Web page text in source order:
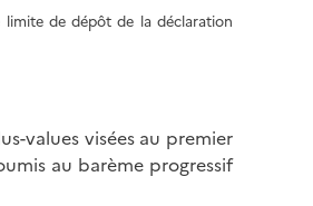
de dépôt de la déclaration
values visées au premier
au barème progressif